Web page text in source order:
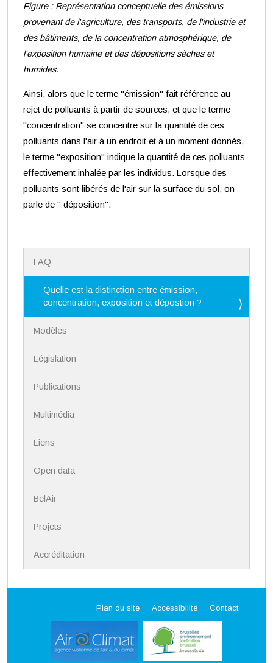
Figure : Représentation conceptuelle des émissions
provenant de l'agriculture, des transports, de l'industrie et
des bâtiments, de la concentration atmosphérique, de
l'exposition humaine et des dépositions sèches et
humides.
Ainsi, alors que le terme "émission" fait référence au
rejet de polluants à partir de sources, et que le terme
"concentration" se concentre sur la quantité de ces
polluants dans l'air à un endroit et à un moment donnés,
le terme "exposition" indique la quantité de ces polluants
effectivement inhalée par les individus. Lorsque des
polluants sont libérés de l'air sur la surface du sol, on
parle de " déposition".
v
FAQ
Quelle est la distinction entre émission,
concentration, exposition et dépostion ?
Modèles
Législation
Publications
Multimédia
Liens
Open data
BelAir
Projets
Accréditation
Plan du site Accessibilité Contact